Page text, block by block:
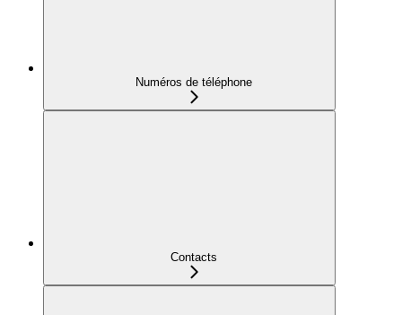
Numéros de téléphone
Contacts